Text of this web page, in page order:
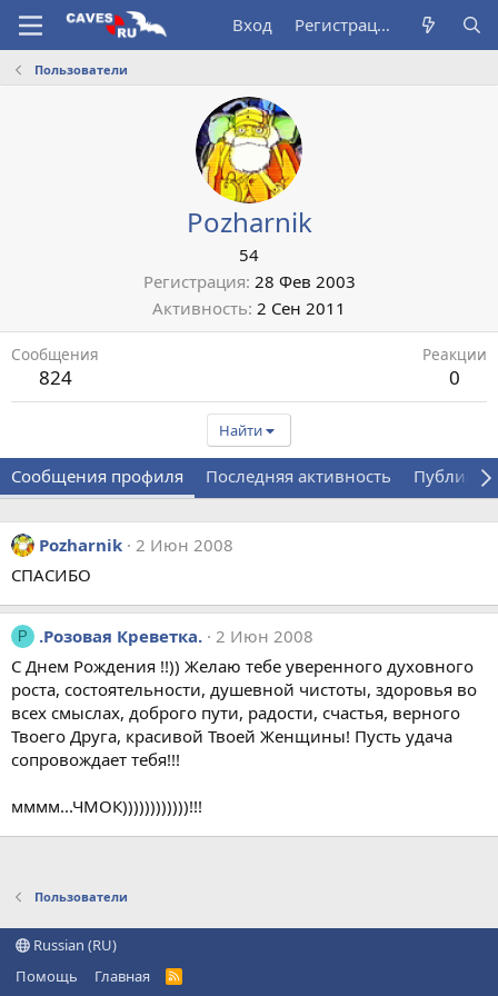
Вход Регистрация
Пользователи
Pozharnik
54
Регистрация 28 Фев 2003
Активность 2 Сен 2011
Сообщения
824
Реакции
0
Найти
Сообщения профиля Последняя активность
Pozharnik 2 Июн 2008
СПАСИБО
Р .Розовая Креветка. 2 Июн 2008
С Днем Рождения !!)) Желаю тебе уверенного духовного
роста, состоятельности, душевной чистоты, здоровья во
всех смыслах, доброго пути, радости, счастья, верного
Твоего Друга, красивой Твоей Женщины! Пусть удача
сопровождает тебя!!!
мммм...ЧМОК))))))))))))!!!
Пользователи
Russian (RU)
Помощь
Главная
R